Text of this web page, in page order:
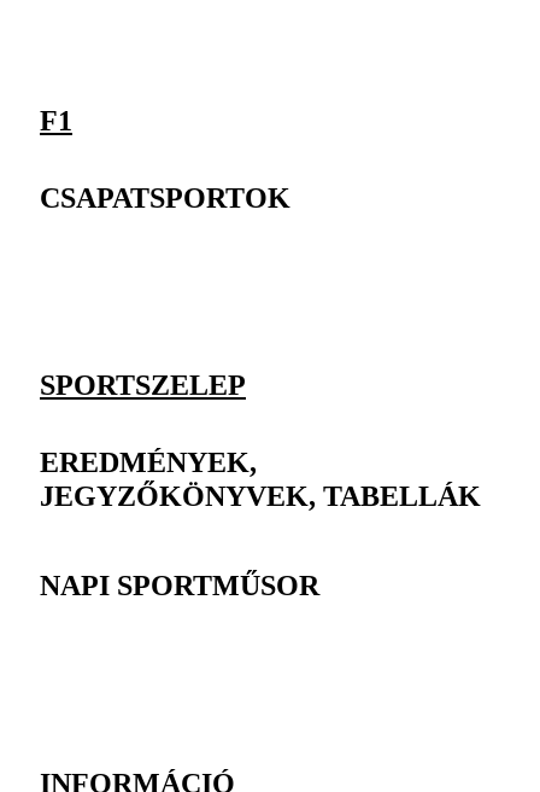
F1
CSAPATSPORTOK
SPORTSZELEP
EREDMÉNYEK,
JEGYZŐKÖNYVEK, TABELLÁK
NAPI SPORTMŰSOR
INFORMÁCIÓ